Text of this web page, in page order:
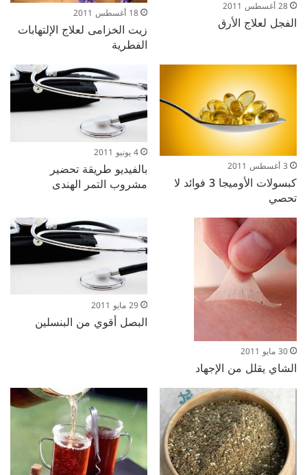
28 أغسطس 2011
الفجل لعلاج الأرق 18 أغسطس 2011
زيت الخزامى لعلاج الإلتهابات
الفطرية
3 أغسطس 2011
كبسولات الأوميجا 3 فوائد لا
تحصي
4 يونيو 2011
بالفيديو طريقة تحضير
مشروب التمر الهندى
30 مايو 2011
الشاي يقلل من الإجهاد
29 مايو 2011
البصل أقوي من البنسلين